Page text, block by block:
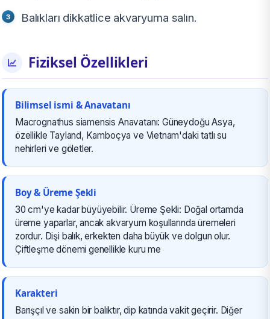
Balıkları dikkatlice akvaryuma salın.
Fiziksel Özellikleri
Bilimsel ismi & Anavatanı
Macrognathus siamensis Anavatanı: Güneydoğu Asya,
özellikle Tayland, Kamboçya ve Vietnam'daki tatlı su
nehirleri ve göletler.
Boy & Üreme Şekli
30 cm'ye kadar büyüyebilir. Üreme Şekli: Doğal ortamda
üreme yaparlar, ancak akvaryum koşullarında üremeleri
zordur. Dişi balık, erkekten daha büyük ve dolgun olur.
Çiftleşme dönemi genellikle kuru me
Karakteri
Barışçıl ve sakin bir balıktır, dip katında vakit geçirir. Diğer